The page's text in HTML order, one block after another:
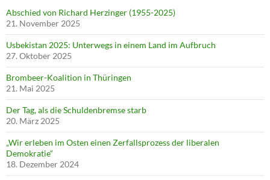
Abschied von Richard Herzinger (1955-2025)
21. November 2025
Usbekistan 2025: Unterwegs in einem Land im Aufbruch
27. Oktober 2025
Brombeer-Koalition in Thüringen
21. Mai 2025
Der Tag, als die Schuldenbremse starb
20. März 2025
„Wir erleben im Osten einen Zerfallsprozess der liberalen
Demokratie“
18. Dezember 2024